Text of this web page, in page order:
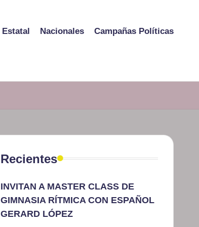
Estatal Nacionales Campañas Políticas
Recientes
INVITAN A MASTER CLASS DE
GIMNASIA RÍTMICA CON ESPAÑOL
GERARD LÓPEZ